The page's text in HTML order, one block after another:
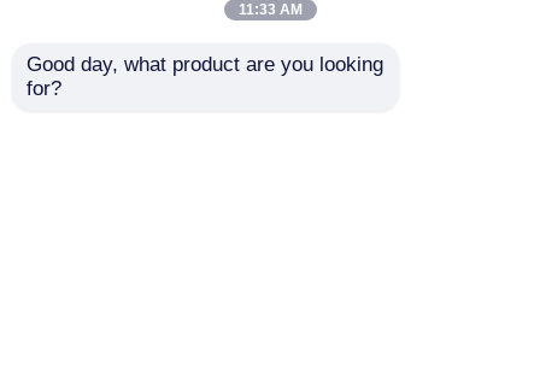
контактные контактные
11:33 AM
Good day, what product are you looking
for?